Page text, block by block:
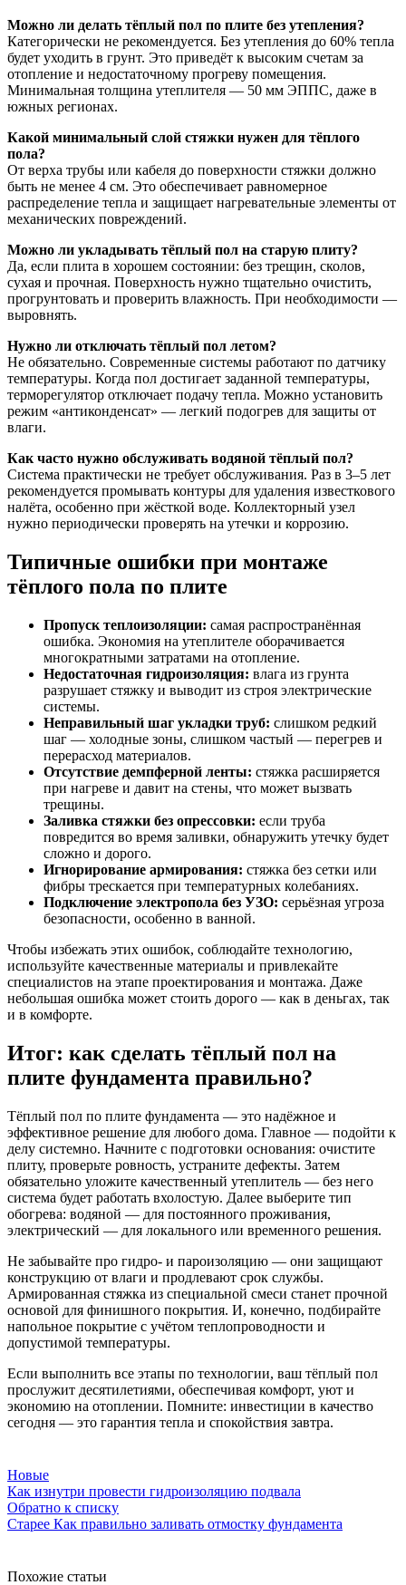
Можно ли делать тёплый пол по плите без утепления?
Категорически не рекомендуется. Без утепления до 60% тепла
будет уходить в грунт. Это приведёт к высоким счетам за
отопление и недостаточному прогреву помещения.
Минимальная толщина утеплителя — 50 мм ЭППС, даже в
южных регионах.
Какой минимальный слой стяжки нужен для тёплого
пола?
От верха трубы или кабеля до поверхности стяжки должно
быть не менее 4 см. Это обеспечивает равномерное
распределение тепла и защищает нагревательные элементы от
механических повреждений.
Можно ли укладывать тёплый пол на старую плиту?
Да, если плита в хорошем состоянии: без трещин, сколов,
сухая и прочная. Поверхность нужно тщательно очистить,
прогрунтовать и проверить влажность. При необходимости —
выровнять.
Нужно ли отключать тёплый пол летом?
Не обязательно. Современные системы работают по датчику
температуры. Когда пол достигает заданной температуры,
терморегулятор отключает подачу тепла. Можно установить
режим «антиконденсат» — легкий подогрев для защиты от
влаги.
Как часто нужно обслуживать водяной тёплый пол?
Система практически не требует обслуживания. Раз в 3–5 лет
рекомендуется промывать контуры для удаления известкового
налёта, особенно при жёсткой воде. Коллекторный узел
нужно периодически проверять на утечки и коррозию.
Типичные ошибки при монтаже
тёплого пола по плите
Пропуск теплоизоляции: самая распространённая
ошибка. Экономия на утеплителе оборачивается
многократными затратами на отопление.
Недостаточная гидроизоляция: влага из грунта
разрушает стяжку и выводит из строя электрические
системы.
Неправильный шаг укладки труб: слишком редкий
шаг — холодные зоны, слишком частый — перегрев и
перерасход материалов.
Отсутствие демпферной ленты: стяжка расширяется
при нагреве и давит на стены, что может вызвать
трещины.
Заливка стяжки без опрессовки: если труба
повредится во время заливки, обнаружить утечку будет
сложно и дорого.
Игнорирование армирования: стяжка без сетки или
фибры трескается при температурных колебаниях.
Подключение электропола без УЗО: серьёзная угроза
безопасности, особенно в ванной.
Чтобы избежать этих ошибок, соблюдайте технологию,
используйте качественные материалы и привлекайте
специалистов на этапе проектирования и монтажа. Даже
небольшая ошибка может стоить дорого — как в деньгах, так
и в комфорте.
Итог: как сделать тёплый пол на
плите фундамента правильно?
Тёплый пол по плите фундамента — это надёжное и
эффективное решение для любого дома. Главное — подойти к
делу системно. Начните с подготовки основания: очистите
плиту, проверьте ровность, устраните дефекты. Затем
обязательно уложите качественный утеплитель — без него
система будет работать вхолостую. Далее выберите тип
обогрева: водяной — для постоянного проживания,
электрический — для локального или временного решения.
Не забывайте про гидро- и пароизоляцию — они защищают
конструкцию от влаги и продлевают срок службы.
Армированная стяжка из специальной смеси станет прочной
основой для финишного покрытия. И, конечно, подбирайте
напольное покрытие с учётом теплопроводности и
допустимой температуры.
Если выполнить все этапы по технологии, ваш тёплый пол
прослужит десятилетиями, обеспечивая комфорт, уют и
экономию на отоплении. Помните: инвестиции в качество
сегодня — это гарантия тепла и спокойствия завтра.
Новые
Как изнутри провести гидроизоляцию подвала
Обратно к списку
Старее Как правильно заливать отмостку фундамента
Похожие статьи